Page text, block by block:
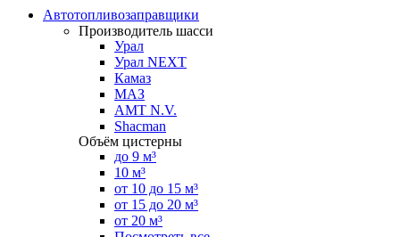
Автотопливозаправщики
Производитель шасси
Урал
Урал NEXT
Камаз
МАЗ
AMT N.V.
Shacman
Объём цистерны
до 9 м³
10 м³
от 10 до 15 м³
от 15 до 20 м³
от 20 м³